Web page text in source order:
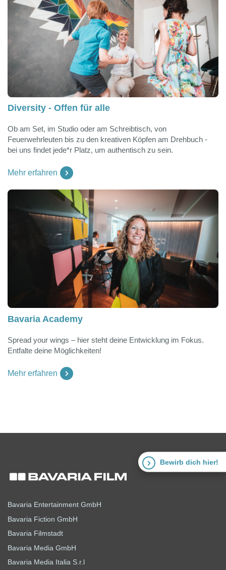
Diversity - Offen für alle
Ob am Set, im Studio oder am Schreibtisch, von
Feuerwehrleuten bis zu den kreativen Köpfen am Drehbuch -
bei uns findet jede*r Platz, um authentisch zu sein.
Mehr erfahren
Bavaria Academy
Spread your wings – hier steht deine Entwicklung im Fokus.
Entfalte deine Möglichkeiten!
Mehr erfahren
Bewirb dich hier!
Bavaria Entertainment GmbH
Bavaria Fiction GmbH
Bavaria Filmstadt
Bavaria Media GmbH
Bavaria Media Italia S.r.l